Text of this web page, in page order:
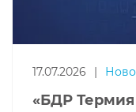
17.07.2026 |
«БДР Термия